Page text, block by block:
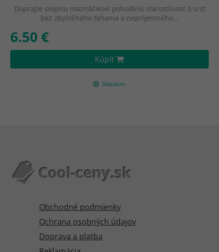
Doprajte svojmu maznáčikovi pohodlnú starostlivosť o srsť
bez zbytočného ťahania a nepríjemného…
6.50 €
Kúpiť
Skladom
Obchodné podmienky
Ochrana osobných údajov
Doprava a platba